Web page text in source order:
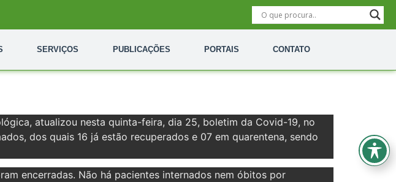
SERVIÇOS PUBLICAÇÕES PORTAIS CONTATO
atualizou nesta quinta-feira, dia 25, boletim da Covid-19, no
dos quais 16 já estão recuperados e 07 em quarentena, sendo
encerradas. Não há pacientes internados nem óbitos por